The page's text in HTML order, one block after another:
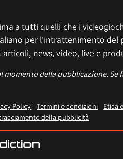
a tutti quelli che i
per l'intrattenimento del
news, video, live e
momento della pubblicazione.
Policy Termini e condizioni Etica
della pubblicità